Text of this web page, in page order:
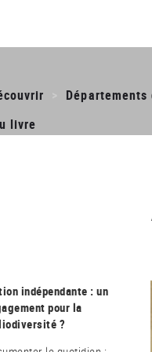
livre
pour la
?